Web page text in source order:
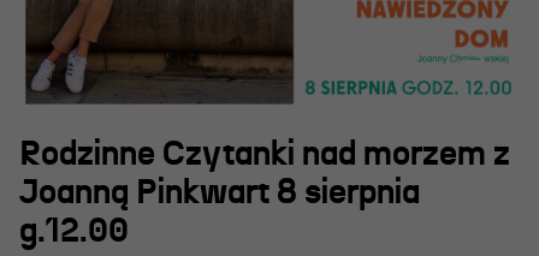
Rodzinne Czytanki nad morzem z
Joanną Pinkwart 8 sierpnia
g.12.00